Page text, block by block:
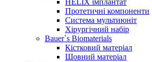
HELIX імплантат
Протетичні компоненти
Система мультиюніт
Хірургічний набір
Bauer`s Biomaterials
Кістковий матеріал
Шовний матеріал